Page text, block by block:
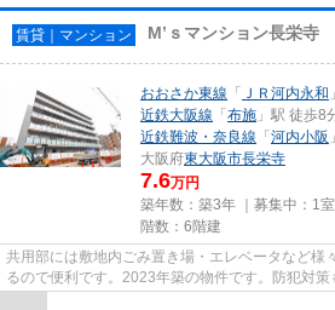
賃貸｜マンション M’ｓマンション長栄寺
おおさか東線 「 ＪＲ河内永和
近鉄大阪線 「布施 」駅 徒歩8
近鉄難波・奈良線 「河内小阪
大阪府東大阪市長栄寺
7.6万円
築年数：築3年 ｜募集中： 1室
階数：6階建
共用部には敷地内ごみ置き場・エレベータなど様
るので便利です。2023年築の物件です。防犯対策
の物件です。近くに駅が2つあ...